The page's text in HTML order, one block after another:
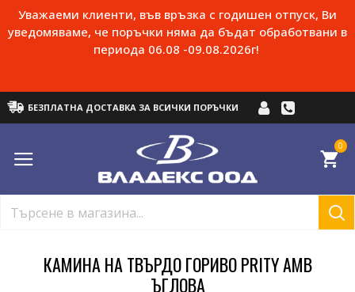
Уважаеми клиенти, във връзка с годишен отпуск, Ви
уведомяваме, че поръчки няма да бъдат обработвани в
периода 06.08 -09.08.2026г!
БЕЗПЛАТНА ДОСТАВКА ЗА ВСИЧКИ ПОРЪЧКИ
0
КАМИНА НА ТВЪРДО ГОРИВО PRITY AMB
ЪГЛОВА